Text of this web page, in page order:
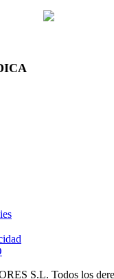
S.L. Todos los